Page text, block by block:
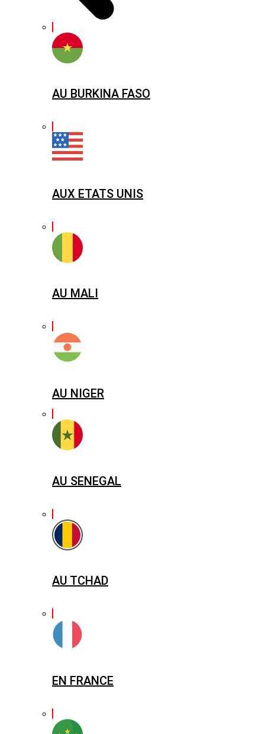
AU BURKINA FASO
AUX ETATS UNIS
AU MALI
AU NIGER
AU SENEGAL
AU TCHAD
EN FRANCE